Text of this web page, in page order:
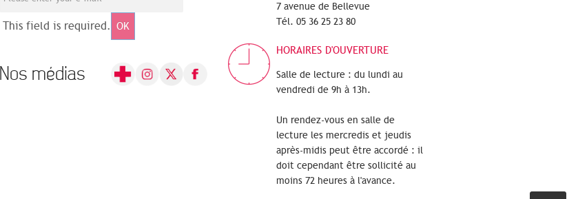
This field is required. OK
Nos médias
7 avenue de Bellevue
Tél. 05 36 25 23 80
HORAIRES D'OUVERTURE
Salle de lecture : du lundi au
vendredi de 9h à 13h.
Un rendez-vous en salle de
lecture les mercredis et jeudis
après-midis peut être accordé : il
doit cependant être sollicité au
moins 72 heures à l'avance.